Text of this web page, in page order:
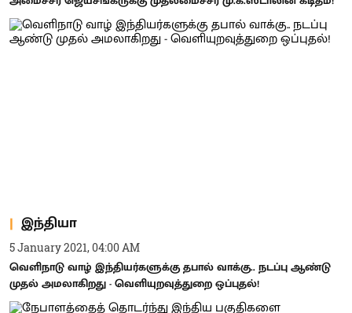
இந்தியா
5 January 2021, 04:00 AM
வெளிநாடு வாழ் இந்தியர்களுக்கு தபால் வாக்கு.. நடப்பு ஆண்டு
முதல் அமலாகிறது - வெளியுறவுத்துறை ஒப்புதல்!